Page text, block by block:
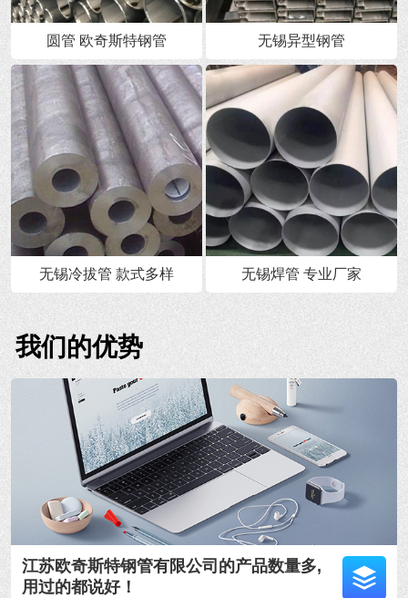
圆管 欧奇斯特钢管 无锡异型钢管
无锡冷拔管 款式多样 无锡焊管 专业厂家
我们的优势
江苏欧奇斯特钢管有限公司的产品数量多,
用过的都说好！